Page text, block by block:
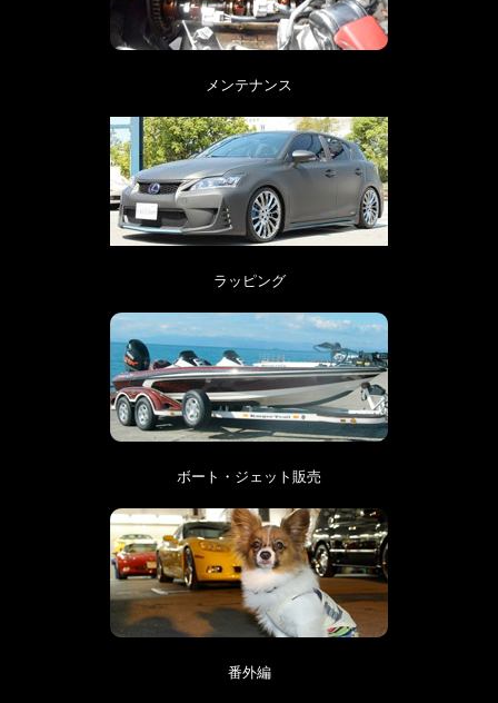
メンテナンス
ラッピング
ボート・ジェット販売
番外編